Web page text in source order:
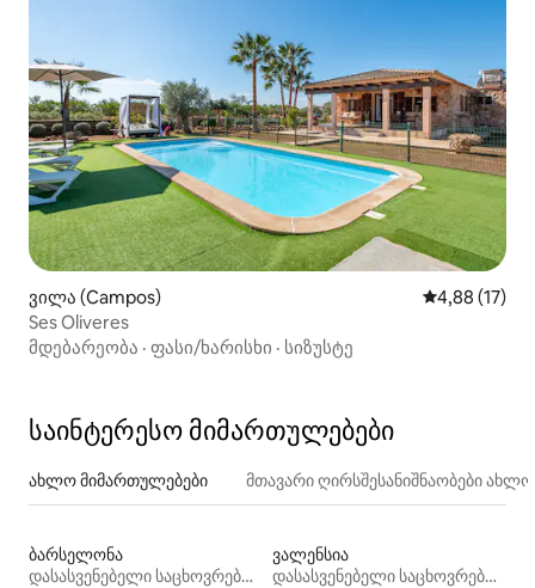
ვილა (Campos) საშუალო
4,88 (17)
Ses Oliveres
მდებარეობა · ფასი/ხარისხი · სიზუსტე
საინტერესო მიმართულებები
ახლო მიმართულებები მთავარი ღირსშესანიშნაობები
ბარსელონა
დასასვენებელი საცხოვრებლები
ვალენსია
დასასვენებელი საცხოვრებლები